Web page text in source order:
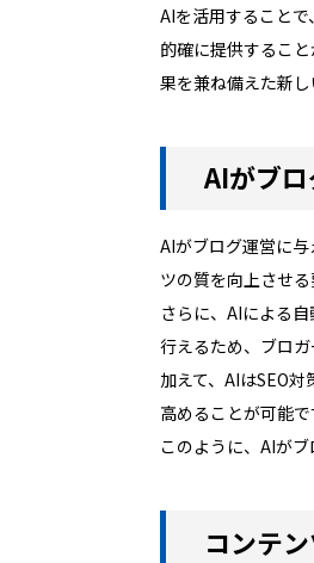
AIを活用すること
的確に提供するこ
果を兼ね備えた新
AIがブ
AIがブログ運営に
ツの質を向上させ
さらに、AIによる
行えるため、ブロ
加えて、AIはSEO
高めることが可能
このように、AIが
コンテ